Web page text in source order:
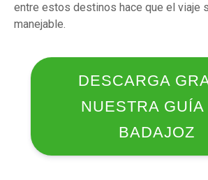
entre estos destinos hace que el viaje
manejable.
DESCARGA
NUESTRA GUÍA
BADAJOZ